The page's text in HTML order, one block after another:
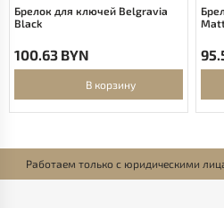
Брелок для ключей Belgravia
Black
100.63 BYN
В корзину
Работаем только с юридическими